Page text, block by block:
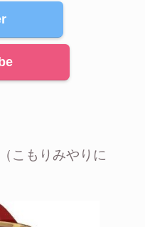
こもりみやりに